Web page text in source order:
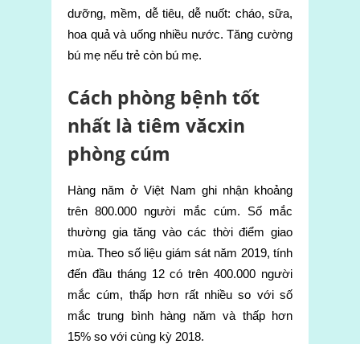
dưỡng, mềm, dễ tiêu, dễ nuốt: cháo, sữa,
hoa quả và uống nhiều nước. Tăng cường
bú mẹ nếu trẻ còn bú mẹ.
Cách phòng bệnh tốt
nhất là tiêm văcxin
phòng cúm
Hàng năm ở Việt Nam ghi nhận khoảng
trên 800.000 người mắc cúm. Số mắc
thường gia tăng vào các thời điểm giao
mùa. Theo số liệu giám sát năm 2019, tính
đến đầu tháng 12 có trên 400.000 người
mắc cúm, thấp hơn rất nhiều so với số
mắc trung bình hàng năm và thấp hơn
15% so với cùng kỳ 2018.